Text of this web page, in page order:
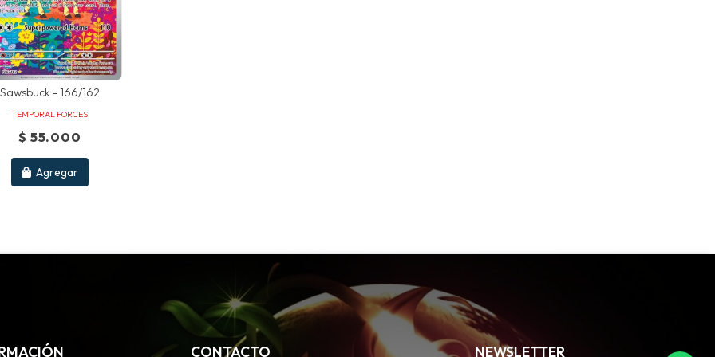
Sawsbuck - 166/162
TEMPORAL FORCES
$ 55.000
Agregar
CONTACTO NEWSLETTER